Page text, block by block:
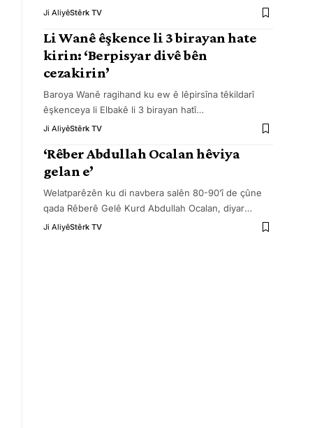
Ji AliyêStêrk TV
Li Wanê êşkence li 3 birayan hate
kirin: ‘Berpisyar divê bên
cezakirin’
Baroya Wanê ragihand ku ew ê lêpirsîna têkildarî
êşkenceya li Elbakê li 3 birayan hatî…
Ji AliyêStêrk TV
‘Rêber Abdullah Ocalan hêviya
gelan e’
Welatparêzên ku di navbera salên 80-90’î de çûne
qada Rêberê Gelê Kurd Abdullah Ocalan, diyar…
Ji AliyêStêrk TV